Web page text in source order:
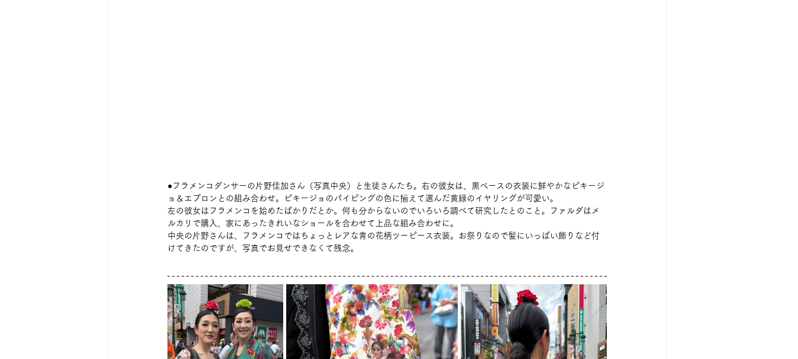
●フラメンコダンサーの片野佳加さん（写真中央）と生徒さんたち。右の彼女は、黒ベースの衣装に鮮やかなピキージ
ョ＆エプロンとの組み合わせ。ピキージョのパイピングの色に揃えて選んだ黄緑のイヤリングが可愛い。
左の彼女はフラメンコを始めたばかりだとか。何も分からないのでいろいろ調べて研究したとのこと。ファルダはメ
ルカリで購入、家にあったきれいなショールを合わせて上品な組み合わせに。
中央の片野さんは、フラメンコではちょっとレアな青の花柄ツーピース衣装。お祭りなので髪にいっぱい飾りなど付
けてきたのですが、写真でお見せできなくて残念。